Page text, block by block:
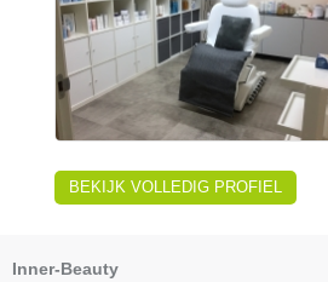
BEKIJK VOLLEDIG PROFIEL
Inner-Beauty